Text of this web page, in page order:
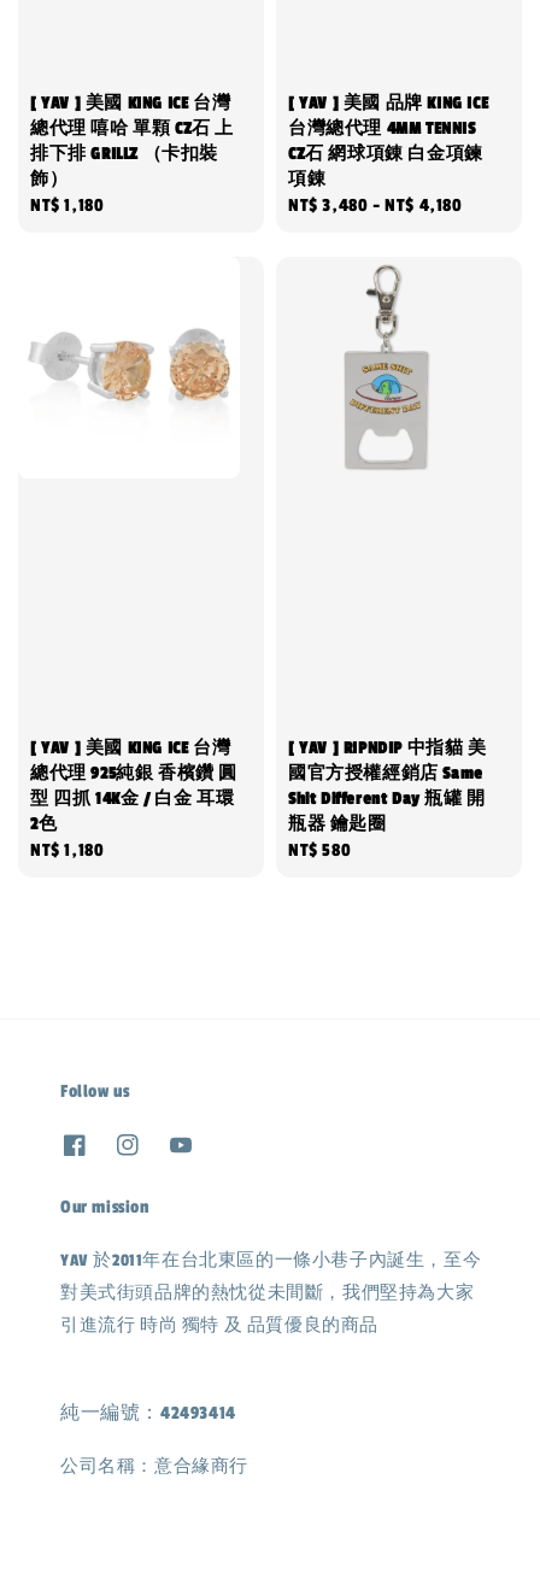
[ YAV ] 美國 KING ICE 台灣
總代理 嘻哈 單顆 CZ石 上
排下排 GRILLZ （卡扣裝
飾）
Regular
NT$ 1,180
[ YAV ] 美國 品牌 KING ICE
台灣總代理 4MM TENNIS
CZ石 網球項錬 白金項鍊
項錬
Regular
NT$ 3,480 -NT$ 4,180
[ YAV ] 美國 KING ICE 台灣
總代理 925純銀 香檳鑽 圓
型 四抓 14K金 / 白金 耳環
2色
Regular
NT$ 1,180
[ YAV ] RIPNDIP 中指貓 美
國官方授權經銷店 Same
Shit Different Day 瓶罐 開
瓶器 鑰匙圈
Regular
NT$ 580
Follow us
Our mission
YAV 於2011年在台北東區的一條小巷子內誕生，至今
對美式街頭品牌的熱忱從未間斷，我們堅持為大家
引進流行 時尚 獨特 及 品質優良的商品
純一編號：42493414
公司名稱：意合緣商行